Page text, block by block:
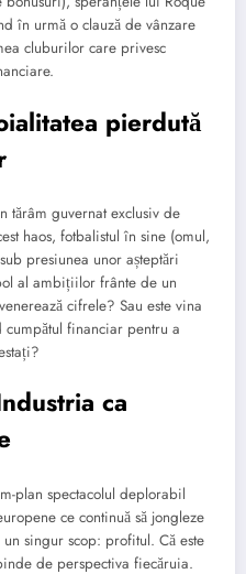
în urmă o clauză de vânzare
cluburilor care privesc
pierdută
tărâm guvernat exclusiv de
haos, fotbalistul în sine (omul,
presiunea unor așteptări
al ambițiilor frânte de un
cifrele? Sau este vina
financiar pentru a
ca
plan spectacolul deplorabil
ce continuă să jongleze
singur scop: profitul. Că este
de perspectiva fiecăruia.